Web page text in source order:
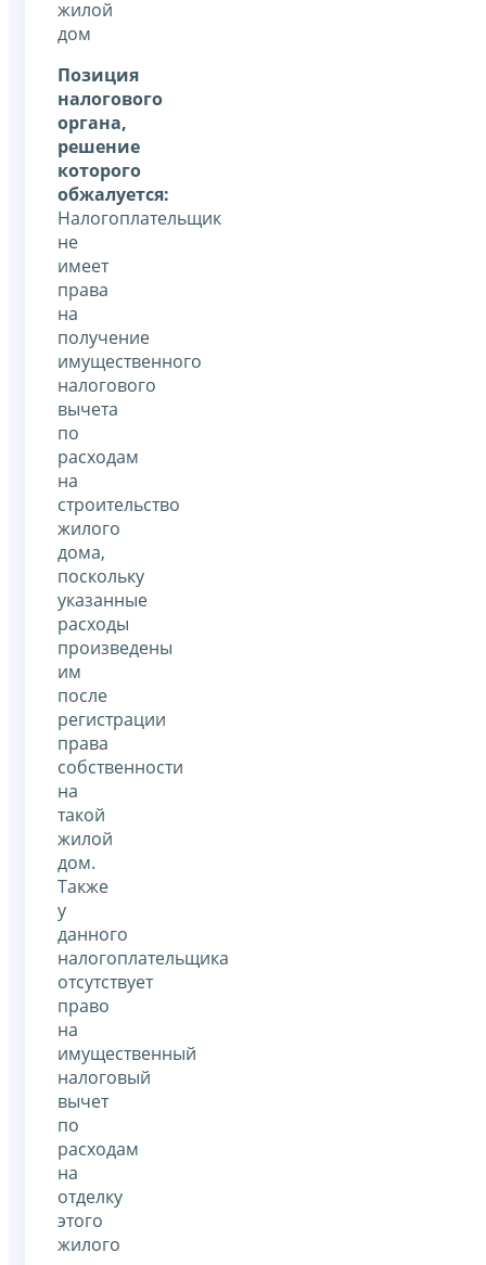
жилой
дом
Позиция
налогового
органа,
решение
которого
обжалуется:
Налогоплательщик
не
имеет
права
на
получение
имущественного
налогового
вычета
по
расходам
на
строительство
жилого
дома,
поскольку
указанные
расходы
произведены
им
после
регистрации
права
собственности
на
такой
жилой
дом.
Также
у
данного
налогоплательщика
отсутствует
право
на
имущественный
налоговый
вычет
по
расходам
на
отделку
этого
жилого